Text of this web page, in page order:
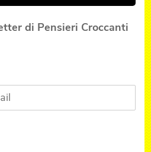
di Pensieri Croccanti